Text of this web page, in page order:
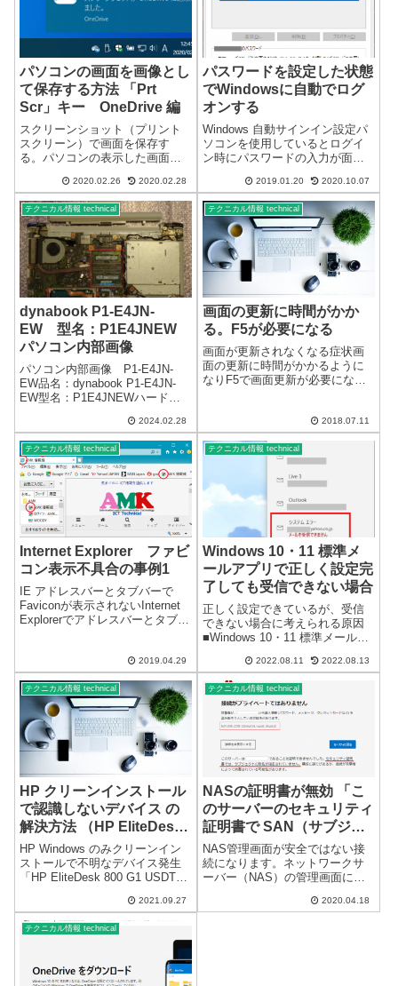
パソコンの画面を画像とし
て保存する方法 「Prt
Scr」キー OneDrive 編
スクリーンショット（プリント
スクリーン）で画面を保存す
る。パソコンの表示した画面を
ンの画面を画像にする方法は、
Prt Scrパソコンのディスプレイ
に、画像にしたい画面を表示
し、キーボードの「Prt Scr」キ
ー...
2020.02.26 2020.02.28
パスワードを設定した状態
でWindowsに自動でログ
オンする
Windows 自動サインイン設定パ
ソコンを使用しているとログイ
ン時にパスワードの入力が面倒
ことがあると思います。セキュ
リティー上、パスワードは何か
と必要になるのでなるべくパス
ワードを設定することをおスス
メいたし...
2019.01.20 2020.10.07
テクニカル情報 technical
dynabook P1-E4JN-
EW 型名：P1E4JNEW
パソコン内部画像
パソコン内部画像 P1-E4JN-
EW品名：dynabook P1-E4JN-
EW型名：P1E4JNEWハードデ
トパソコンです。ハードディス
クをSSDに交換するので参考の
ため内部の画像です。このタイ
プは、ハードデ...
2024.02.28
テクニカル情報 technical
画面の更新に時間がかか
る。F5が必要になる
画面が更新されなくなる症状画
面の更新に時間がかかるように
なりF5で画面更新が必要にな
使用のWindows10最新版画面の
更新に時間がかかるようになり
F5で画面更新やエク...
2018.07.11
テクニカル情報 technical
Internet Explorer ファビ
コン表示不具合の事例1
IE アドレスバーとタブバーで
Faviconが表示されないInternet
Explorerでアドレスバーとタブバ
項目ではFaviconが表示されま
す。以前から、Interne...
2019.04.29
テクニカル情報 technical
Windows 10・11 標準メ
ールアプリで正しく設定完
了しても受信できない場合
正しく設定できているが、受信
できない場合に考えられる原因
■Windows 10・11 標準メールア
バシーとセキュリティの設定で
メールのアクセスを拒否してい
るとシステムエラーで、受信で
きない場合があります。（Yah...
2022.08.11 2022.08.13
テクニカル情報 technical
HP クリーンインストール
で認識しないデバイス の
解決方法 （HP EliteDesk
800 G1 USDT）
HP Windows のみクリーンイン
ストールで不明なデバイス発生
「HP EliteDesk 800 G1 USDT」
トールすると、不明なデバイス
が発生します。HPのパソコンで
は、よくある現象です。通常
2021.09.27
テクニカル情報 technical
NASの証明書が無効 「こ
のサーバーのセキュリティ
証明書で SAN（サブジェ
クトの別名）が指定されて
いません。」の表示
NAS管理画面が安全ではない接
続になります。ネットワークサ
ーバー（NAS）の管理画面にア
Windows 組込の「Internet2020.04.18
テクニカル情報 technical